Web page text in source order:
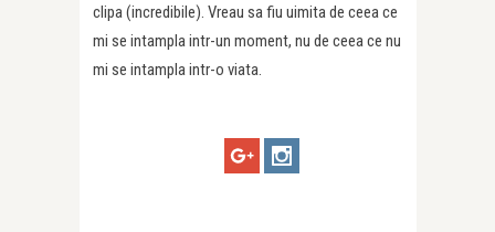
clipa (incredibile). Vreau sa fiu uimita de ceea ce
mi se intampla intr-un moment, nu de ceea ce nu
mi se intampla intr-o viata.